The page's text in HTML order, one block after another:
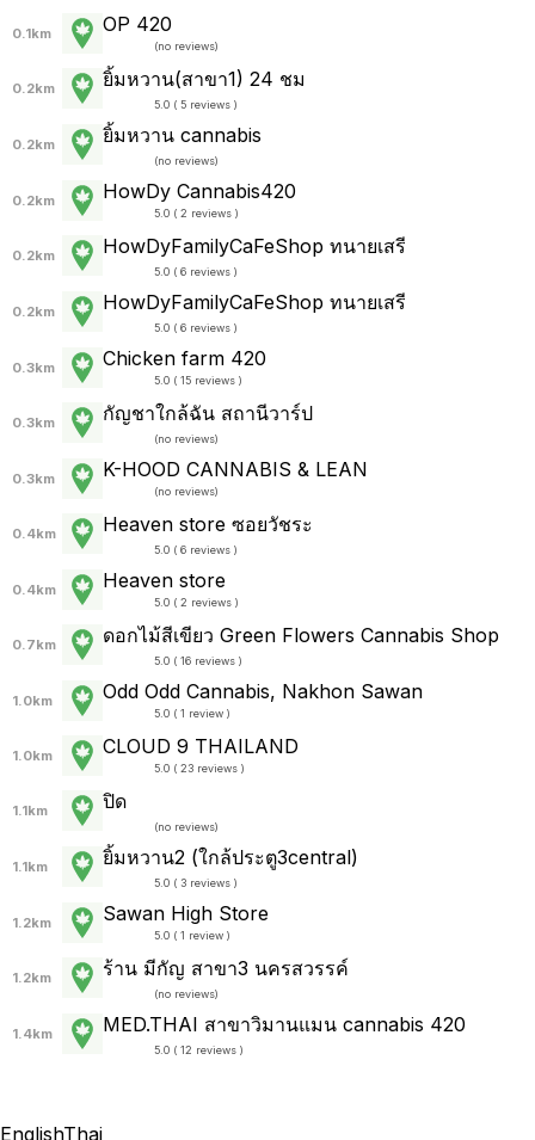
0.1km OP 420
(no reviews)
0.2km ยิ้มหวาน(สาขา1) 24 ชม
5.0 ( 5 reviews )
0.2km ยิ้มหวาน cannabis
(no reviews)
0.2km HowDy Cannabis420
5.0 ( 2 reviews )
0.2km HowDyFamilyCaFeShop ทนายเสรี
5.0 ( 6 reviews )
0.2km HowDyFamilyCaFeShop ทนายเสรี
5.0 ( 6 reviews )
0.3km Chicken farm 420
5.0 ( 15 reviews )
0.3km กัญชาใกล้ฉัน สถานีวาร์ป
(no reviews)
0.3km K-HOOD CANNABIS & LEAN
(no reviews)
0.4km Heaven store ซอยวัชระ
5.0 ( 6 reviews )
0.4km Heaven store
5.0 ( 2 reviews )
0.7km ดอกไม้สีเขียว Green Flowers Cannabis Shop
5.0 ( 16 reviews )
1.0km Odd Odd Cannabis, Nakhon Sawan
5.0 ( 1 review )
1.0km CLOUD 9 THAILAND
5.0 ( 23 reviews )
1.1km ปิด
(no reviews)
1.1km ยิ้มหวาน2 (ใกล้ประตู3central)
5.0 ( 3 reviews )
1.2km Sawan High Store
5.0 ( 1 review )
1.2km ร้าน มีกัญ สาขา3 นครสวรรค์
(no reviews)
1.4km MED.THAI สาขาวิมานแมน cannabis 420
5.0 ( 12 reviews )
EnglishThai